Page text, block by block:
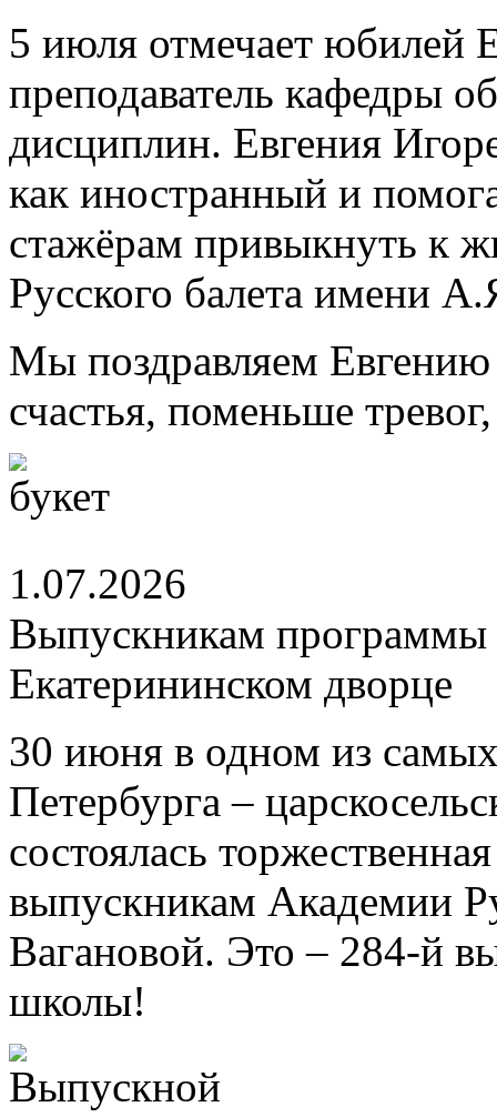
5 июля отмечает юбилей
преподаватель кафедры
дисциплин. Евгения
как иностранный и
стажёрам привыкнуть к
Русского балета имени
Мы поздравляем
счастья, поменьше
1.07.2026
Выпускникам
Екатерининском дворце
30 июня в одном из
Петербурга –
состоялась
выпускникам Академии
Вагановой. Это – 284-й
школы!